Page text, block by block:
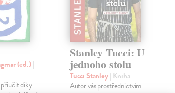
(ed.)|
přiučit díky
Stanley Tucci: U
jednoho stolu
Tucci Stanley| Kniha
Autor vás prostřednictvím